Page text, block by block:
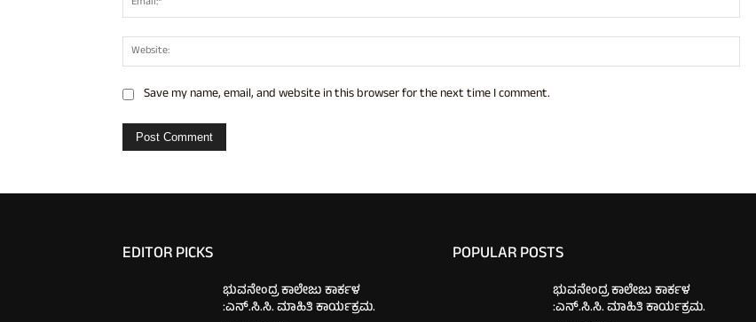
Save my name, email, and website in this browser for the next time I comment.
EDITOR PICKS
ಭುವನೇಂದ್ರ ಕಾಲೇಜು ಕಾರ್ಕಳ
:ಎನ್.ಸಿ.ಸಿ. ಮಾಹಿತಿ ಕಾರ್ಯಕ್ರಮ.
POPULAR POSTS
ಭುವನೇಂದ್ರ ಕಾಲೇಜು ಕಾರ್ಕಳ
:ಎನ್.ಸಿ.ಸಿ. ಮಾಹಿತಿ ಕಾರ್ಯಕ್ರಮ.